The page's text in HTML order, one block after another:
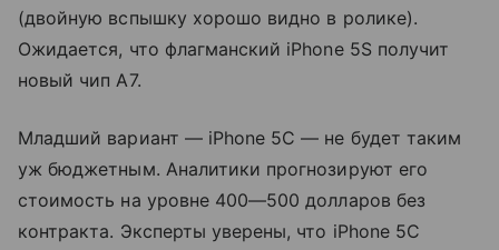
(двойную вспышку хорошо видно в ролике).
Ожидается, что флагманский iPhone 5S получит
новый чип A7.
Младший вариант — iPhone 5C — не будет таким
уж бюджетным. Аналитики прогнозируют его
стоимость на уровне 400—500 долларов без
контракта. Эксперты уверены, что iPhone 5C